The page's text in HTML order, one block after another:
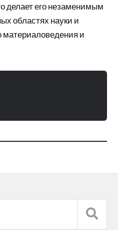
делает его незаменимым
областях науки и
материаловедения и